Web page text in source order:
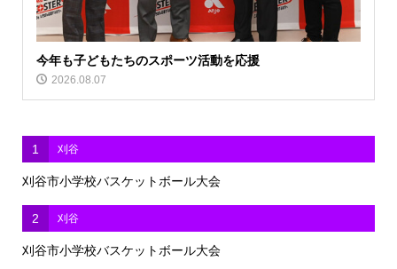
今年も子どもたちのスポーツ活動を応援
2026.08.07
1 刈谷
刈谷市小学校バスケットボール大会
2 刈谷
刈谷市小学校バスケットボール大会